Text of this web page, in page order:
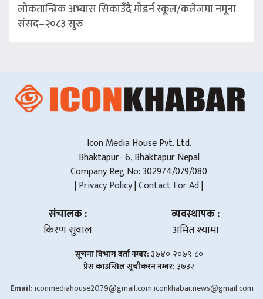
लोकतान्त्रिक अभ्यास सिकाउँदै मोडर्न स्कूल/कलेजमा नमूना
संसद–२०८३ सुरु
Icon Media House Pvt. Ltd.
Bhaktapur- 6, Bhaktapur Nepal
Company Reg No: 302974/079/080
|Privacy Policy|Contact For Ad|
संचालक :
किरण सुवाल
व्यवस्थापक :
अमित श्यामा
सूचना विभाग दर्ता नम्बर: ३७४०-२०७९-८०
प्रेस काउन्सिल सूचीकरन नम्बर: ३७३२
Email:iconmediahouse2079@gmail.comiconkhabar.news@gmail.com